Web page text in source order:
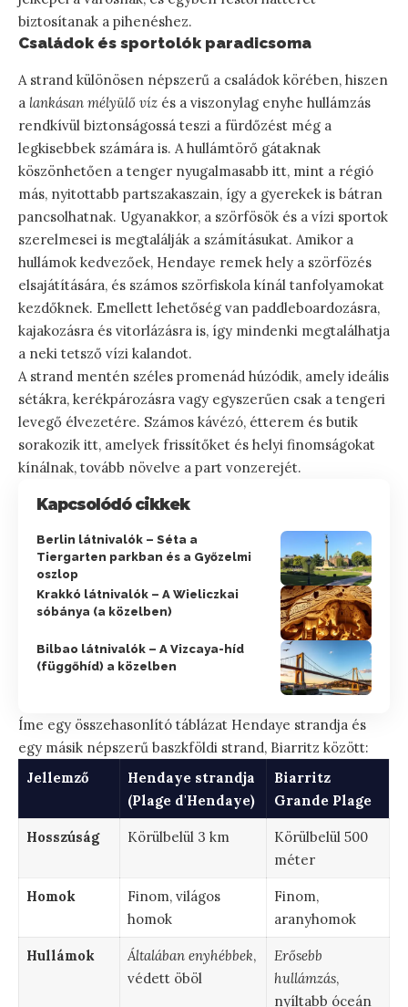
biztosítanak a pihenéshez.
Családok és sportolók paradicsoma
A strand különösen népszerű a családok körében, hiszen
a lankásan mélyülő víz és a viszonylag enyhe hullámzás
rendkívül biztonságossá teszi a fürdőzést még a
legkisebbek számára is. A hullámtörő gátaknak
köszönhetően a tenger nyugalmasabb itt, mint a régió
más, nyitottabb partszakaszain, így a gyerekek is bátran
pancsolhatnak. Ugyanakkor, a szörfösök és a vízi sportok
szerelmesei is megtalálják a számításukat. Amikor a
hullámok kedvezőek, Hendaye remek hely a szörfözés
elsajátítására, és számos szörfiskola kínál tanfolyamokat
kezdőknek. Emellett lehetőség van paddleboardozásra,
kajakozásra és vitorlázásra is, így mindenki megtalálhatja
a neki tetsző vízi kalandot.
A strand mentén széles promenád húzódik, amely ideális
sétákra, kerékpározásra vagy egyszerűen csak a tengeri
levegő élvezetére. Számos kávézó, étterem és butik
sorakozik itt, amelyek frissítőket és helyi finomságokat
kínálnak, tovább növelve a part vonzerejét.
Kapcsolódó cikkek
Berlin látnivalók – Séta a
Tiergarten parkban és a Győzelmi
oszlop
Krakkó látnivalók – A Wieliczkai
sóbánya (a közelben)
Bilbao látnivalók – A Vizcaya-híd
(függőhíd) a közelben
Íme egy összehasonlító táblázat Hendaye strandja és
egy másik népszerű baszkföldi strand, Biarritz között:
Jellemző
Hendaye strandja
(Plage d'Hendaye)
Biarritz
Grande Plage
Hosszúság Körülbelül 3 km
Körülbelül 500
méter
Homok
Finom, világos
homok
Finom,
aranyhomok
Hullámok Általában enyhébbek,
védett öböl
Erősebb
hullámzás,
nyíltabb óceán